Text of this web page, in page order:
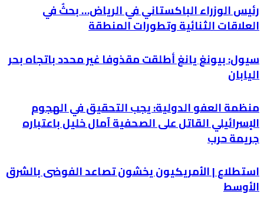
رئيس الوزراء الباكستاني في الرياض… بحثٌ في
العلاقات الثنائية وتطورات المنطقة
سيول: بيونغ يانغ أطلقت مقذوفا غير محدد باتجاه بحر
اليابان
منظمة العفو الدولية: يجب التحقيق في الهجوم
الإسرائيلي القاتل على الصحفية آمال خليل باعتباره
جريمة حرب
استطلاع | الأمريكيون يخشون تصاعد الفوضى بالشرق
الأوسط